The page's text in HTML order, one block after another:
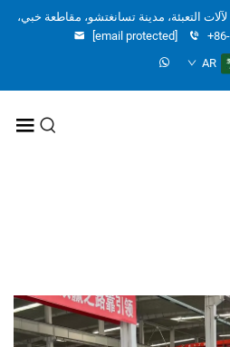
التعبئة، مدينة تسانغتشو، مقاطعة خبي،
[email protected]
AR